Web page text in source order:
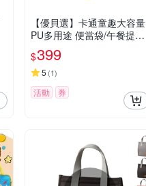
【優貝選】卡通童趣大容量
PU多用途 便當袋/午餐提包/
媽媽提包
$399
5 (1)
活動 券